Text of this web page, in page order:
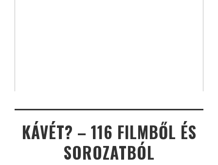
KÁVÉT? – 116 FILMBŐL ÉS
SOROZATBÓL